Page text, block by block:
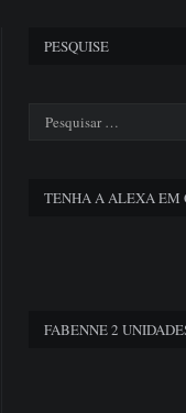
PESQUISE
TENHA A ALEXA EM
FABENNE 2